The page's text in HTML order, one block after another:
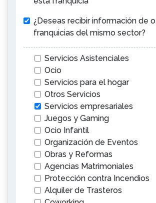
¿Deseas recibir información de
franquicias del mismo sector?
Servicios Asistenciales
Ocio
Servicios para el hogar
Otros Servicios
Servicios empresariales
Juegos y Gaming
Ocio Infantil
Organización de Eventos
Obras y Reformas
Agencias Matrimoniales
Protección contra Incendios
Alquiler de Trasteros